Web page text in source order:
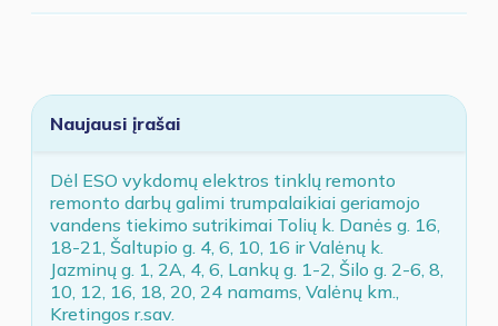
Naujausi įrašai
Dėl ESO vykdomų elektros tinklų remonto
remonto darbų galimi trumpalaikiai geriamojo
vandens tiekimo sutrikimai Tolių k. Danės g. 16,
18-21, Šaltupio g. 4, 6, 10, 16 ir Valėnų k.
Jazminų g. 1, 2A, 4, 6, Lankų g. 1-2, Šilo g. 2-6, 8,
10, 12, 16, 18, 20, 24 namams, Valėnų km.,
Kretingos r.sav.